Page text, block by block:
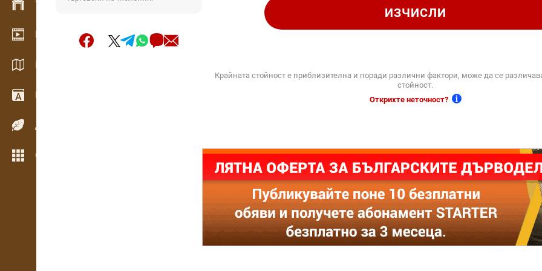
Управление на склад
Видео галерия
Каталози / Брошури
Речник
Дървесни видове
Още функции
ИЗЧИСЛИ
Крайната стойност е приблизителна и поради различни фактори, може да се
стойност.
Открихте неточност?